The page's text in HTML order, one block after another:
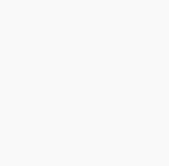
寧かつ温かなご対応をいただ
。
添ったご提案をいただきなが
やり取りの中でも「誠実なも
きました。
けた瞬間、空間の空気がピリ
簾をくぐってくださるお客様
当に良かった」と実感してい